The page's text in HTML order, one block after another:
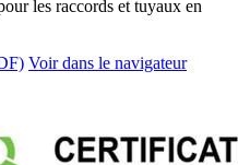
les raccords et tuyaux en
Voir dans le navigateur